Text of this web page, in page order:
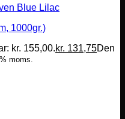
1000gr.)
kr. 155,00.kr. 131,75Den
moms.